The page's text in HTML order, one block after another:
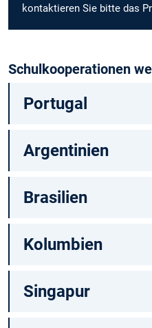
kontaktieren Sie bitte das
Schulkooperationen
Portugal
Argentinien
Brasilien
Kolumbien
Singapur